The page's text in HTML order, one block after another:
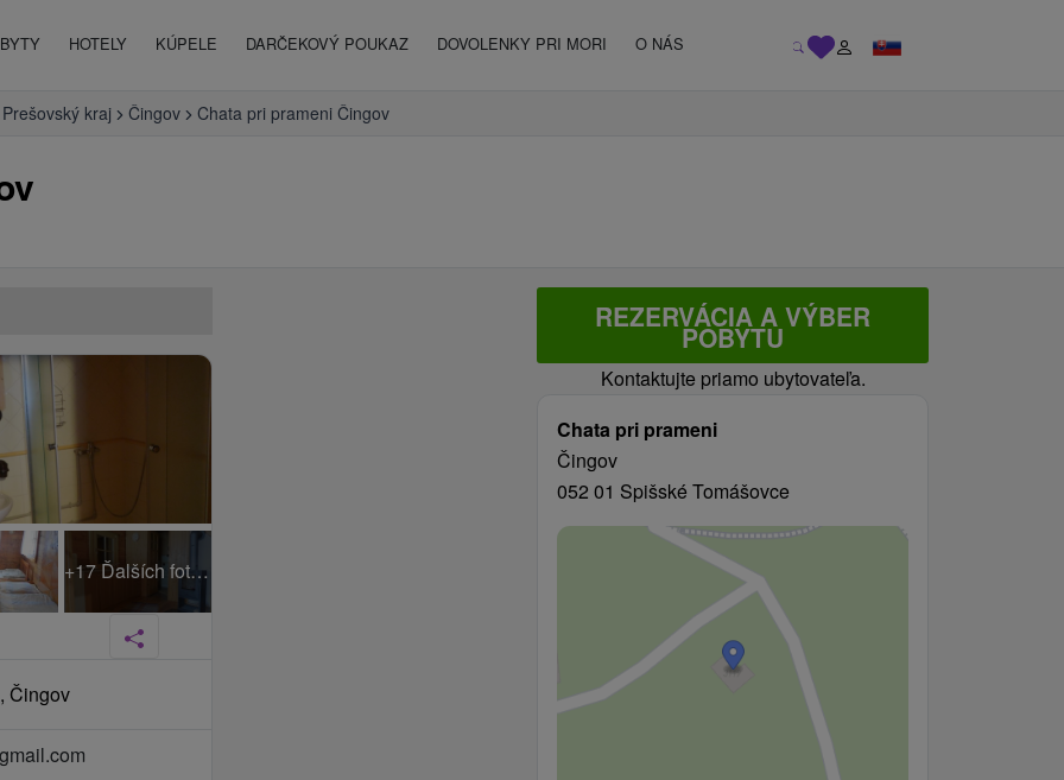
HOTELY KÚPELE DARČEKOVÝ POUKAZ DOVOLENKY PRI MORI O NÁS
Prešovský kraj Čingov Chata pri prameni Čingov
REZERVÁCIA A VÝBER
POBYTU
Kontaktujte priamo ubytovateľa.
Chata pri prameni
Čingov
052 01 Spišské Tomášovce
+17 Ďalších fotiek
Čingov